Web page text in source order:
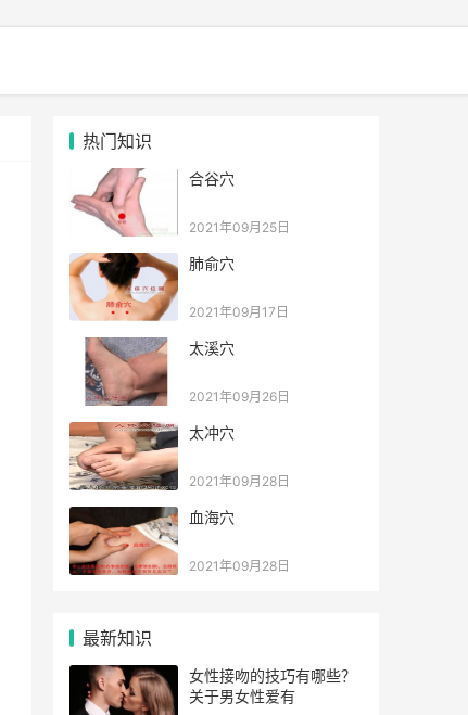
热门知识
合谷穴
2021年09月25日
肺俞穴
2021年09月17日
太溪穴
2021年09月26日
太冲穴
2021年09月28日
血海穴
2021年09月28日
最新知识
女性接吻的技巧有哪些？
关于男女性爱有